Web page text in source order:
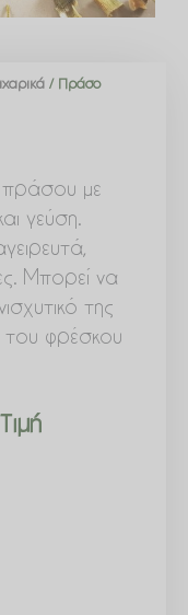
/ Πράσο
πράσου με
γεύση.
Μπορεί να
της
φρέσκου